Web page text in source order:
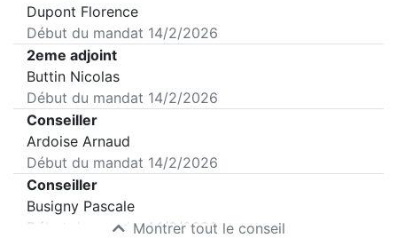
Dupont Florence
Début du mandat 14/2/2026
2eme adjoint
Buttin Nicolas
Début du mandat 14/2/2026
Conseiller
Ardoise Arnaud
Début du mandat 14/2/2026
Conseiller
Busigny Pascale
Début du mandat14/2/2026
Montrer tout le conseil